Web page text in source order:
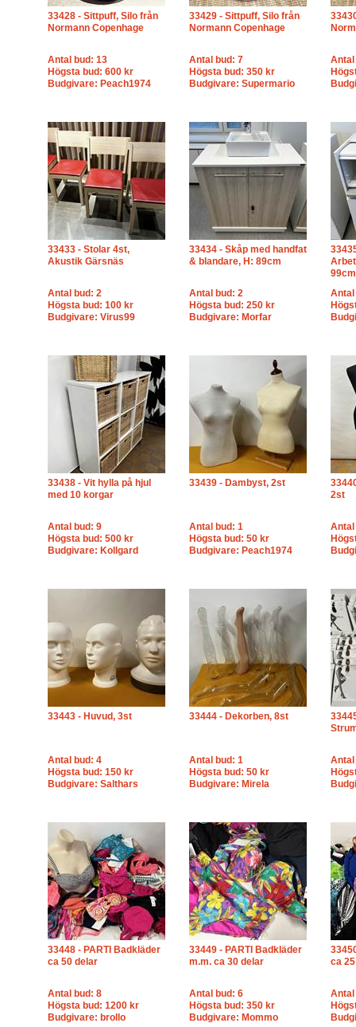
33428 - Sittpuff, Silo från
Normann Copenhage
Antal bud: 13
Högsta bud: 600 kr
Budgivare: Peach1974
33429 - Sittpuff, Silo från
Normann Copenhage
Antal bud: 7
Högsta bud: 350 kr
Budgivare: Supermario
Antal
33433 - Stolar 4st,
Akustik Gärsnäs
Antal bud: 2
Högsta bud: 100 kr
Budgivare: Virus99
33434 - Skåp med handfat
& blandare, H: 89cm
Antal bud: 2
Högsta bud: 250 kr
Budgivare: Morfar
99cm
Antal
33438 - Vit hylla på hjul
med 10 korgar
Antal bud: 9
Högsta bud: 500 kr
Budgivare: Kollgard
33439 - Dambyst, 2st
Antal bud: 1
Högsta bud: 50 kr
Budgivare: Peach1974
2st
Antal
33443 - Huvud, 3st
Antal bud: 4
Högsta bud: 150 kr
Budgivare: Salthars
33444 - Dekorben, 8st
Antal bud: 1
Högsta bud: 50 kr
Budgivare: Mirela
Antal
33448 - PARTI Badkläder
ca 50 delar
Antal bud: 8
Högsta bud: 1200 kr
Budgivare: brollo
33449 - PARTI Badkläder
m.m. ca 30 delar
Antal bud: 6
Högsta bud: 350 kr
Budgivare: Mommo
ca
Antal